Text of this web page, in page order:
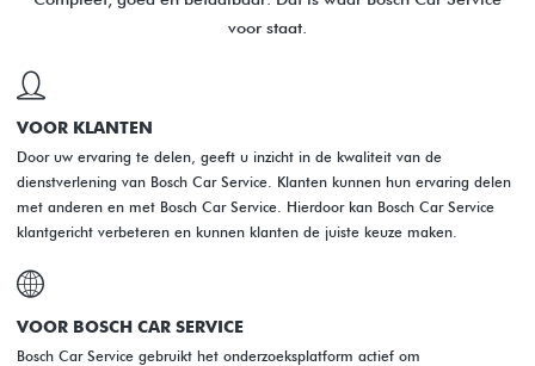
voor staat.
VOOR KLANTEN
Door uw ervaring te delen, geeft u inzicht in de kwaliteit van de
dienstverlening van Bosch Car Service. Klanten kunnen hun ervaring delen
met anderen en met Bosch Car Service. Hierdoor kan Bosch Car Service
klantgericht verbeteren en kunnen klanten de juiste keuze maken.
VOOR BOSCH CAR SERVICE
Bosch Car Service gebruikt het onderzoeksplatform actief om